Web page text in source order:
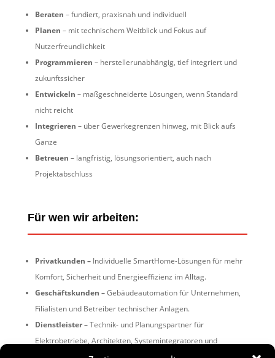
Beraten – fundiert, praxisnah und individuell
Planen – mit technischem Weitblick und Fokus auf
Nutzerfreundlichkeit
Programmieren – herstellerunabhängig, tief integriert und
zukunftssicher
Entwickeln – maßgeschneiderte Lösungen, wenn Standard
nicht reicht
Integrieren – über Gewerkegrenzen hinweg, mit Blick aufs
Ganze
Betreuen – langfristig, lösungsorientiert, auch nach
Projektabschluss
Für wen wir arbeiten:
Privatkunden – Individuelle SmartHome-Lösungen für mehr
Komfort, Sicherheit und Energieeffizienz im Alltag.
Geschäftskunden –Gebäudeautomation für Unternehmen,
Filialisten und Betreiber technischer Anlagen.
Dienstleister –Technik- und Planungspartner für
Elektrobetriebe, Architekten, Systemintegratoren und